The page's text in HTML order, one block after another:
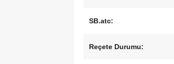
SB.atc:
Reçete Durumu: